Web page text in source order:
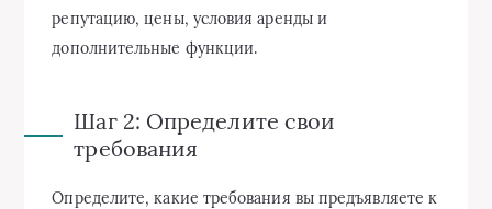
репутацию, цены, условия аренды и
дополнительные функции.
Шаг 2: Определите свои
требования
Определите, какие требования вы предъявляете к